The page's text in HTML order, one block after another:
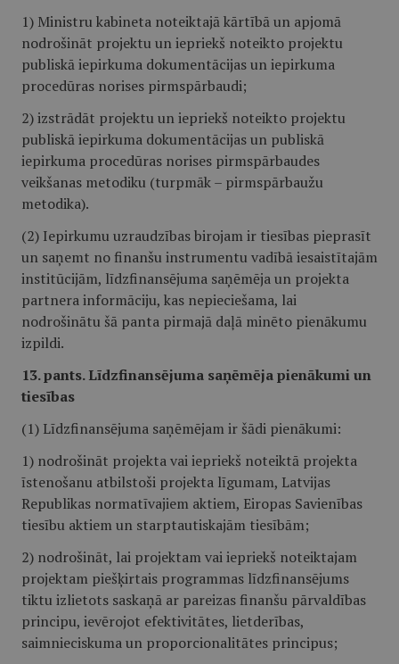
1) Ministru kabineta noteiktajā kārtībā un apjomā
nodrošināt projektu un iepriekš noteikto projektu
publiskā iepirkuma dokumentācijas un iepirkuma
procedūras norises pirmspārbaudi;
2) izstrādāt projektu un iepriekš noteikto projektu
publiskā iepirkuma dokumentācijas un publiskā
iepirkuma procedūras norises pirmspārbaudes
veikšanas metodiku (turpmāk – pirmspārbaužu
metodika).
(2) Iepirkumu uzraudzības birojam ir tiesības pieprasīt
un saņemt no finanšu instrumentu vadībā iesaistītajām
institūcijām, līdzfinansējuma saņēmēja un projekta
partnera informāciju, kas nepieciešama, lai
nodrošinātu šā panta pirmajā daļā minēto pienākumu
izpildi.
13. pants. Līdzfinansējuma saņēmēja pienākumi un
tiesības
(1) Līdzfinansējuma saņēmējam ir šādi pienākumi:
1) nodrošināt projekta vai iepriekš noteiktā projekta
īstenošanu atbilstoši projekta līgumam, Latvijas
Republikas normatīvajiem aktiem, Eiropas Savienības
tiesību aktiem un starptautiskajām tiesībām;
2) nodrošināt, lai projektam vai iepriekš noteiktajam
projektam piešķirtais programmas līdzfinansējums
tiktu izlietots saskaņā ar pareizas finanšu pārvaldības
principu, ievērojot efektivitātes, lietderības,
saimnieciskuma un proporcionalitātes principus;